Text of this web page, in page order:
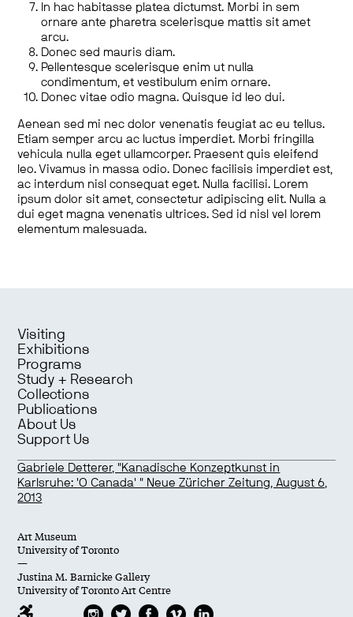
In hac habitasse platea dictumst. Morbi in sem
ornare ante pharetra scelerisque mattis sit amet
arcu.
Donec sed mauris diam.
Pellentesque scelerisque enim ut nulla
condimentum, et vestibulum enim ornare.
Donec vitae odio magna. Quisque id leo dui.
Aenean sed mi nec dolor venenatis feugiat ac eu tellus.
Etiam semper arcu ac luctus imperdiet. Morbi fringilla
vehicula nulla eget ullamcorper. Praesent quis eleifend
leo. Vivamus in massa odio. Donec facilisis imperdiet est,
ac interdum nisl consequat eget. Nulla facilisi. Lorem
ipsum dolor sit amet, consectetur adipiscing elit. Nulla a
dui eget magna venenatis ultrices. Sed id nisl vel lorem
elementum malesuada.
Visiting
Exhibitions
Programs
Study + Research
Collections
Publications
About Us
Support Us
Gabriele Detterer, "Kanadische Konzeptkunst in
Karlsruhe: 'O Canada' " Neue Züricher Zeitung, August 6,
2013
Art Museum
University of Toronto
—
Justina M. Barnicke Gallery
University of Toronto Art Centre